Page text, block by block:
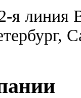
я линия